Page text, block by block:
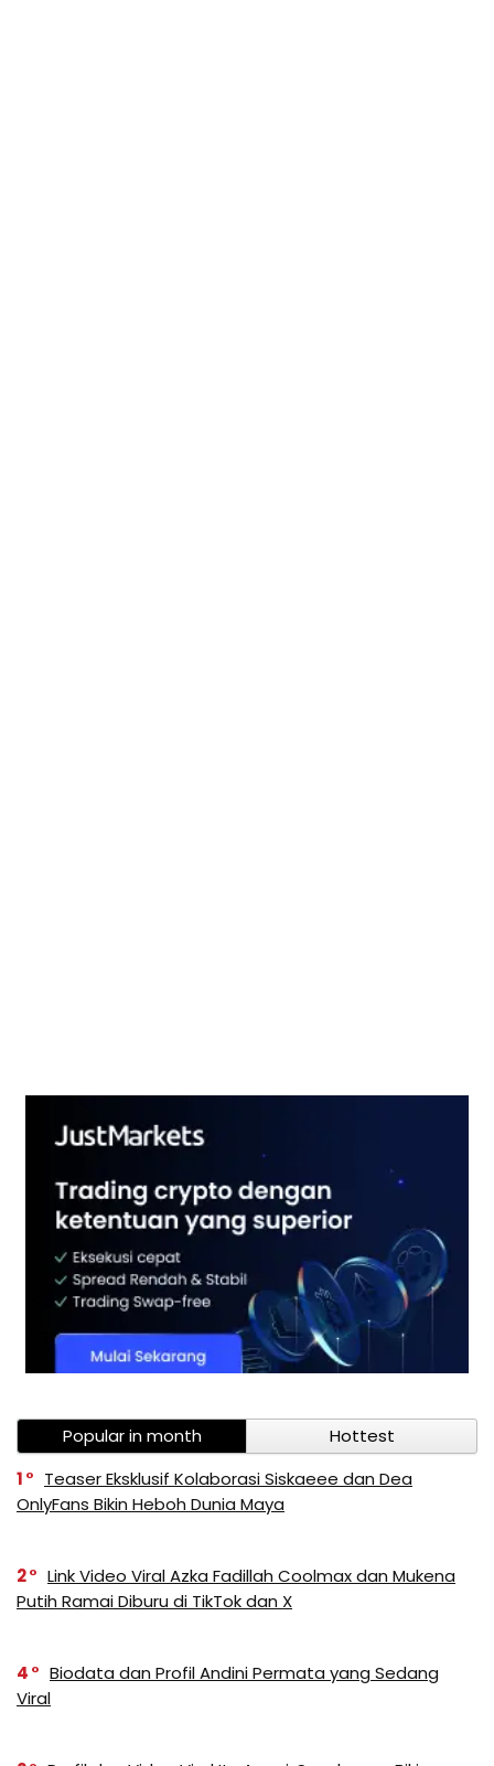
Popular in month
Hottest
1
Teaser Eksklusif Kolaborasi Siskaeee dan Dea
OnlyFans Bikin Heboh Dunia Maya
2
Link Video Viral Azka Fadillah Coolmax dan Mukena
Putih Ramai Diburu di TikTok dan X
4
Biodata dan Profil Andini Permata yang Sedang
Viral